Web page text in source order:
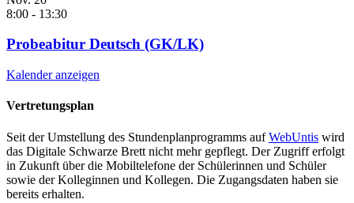
8:00 - 13:30
Probeabitur Deutsch (GK/LK)
Kalender anzeigen
Vertretungsplan
Seit der Umstellung des Stundenplanprogramms aufWebUntis wird
das Digitale Schwarze Brett nicht mehr gepflegt. Der Zugriff erfolgt
in Zukunft über die Mobiltelefone der Schülerinnen und Schüler
sowie der Kolleginnen und Kollegen. Die Zugangsdaten haben sie
bereits erhalten.